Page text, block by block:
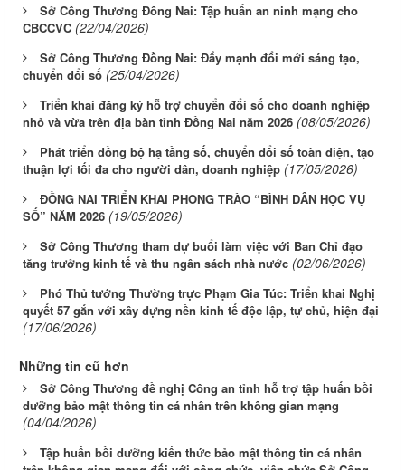
Sở Công Thương Đồng Nai: Tập huấn an ninh mạng cho
CBCCVC (22/04/2026)
Sở Công Thương Đồng Nai: Đẩy mạnh đổi mới sáng tạo,
chuyển đổi số (25/04/2026)
Triển khai đăng ký hỗ trợ chuyển đổi số cho doanh nghiệp
nhỏ và vừa trên địa bàn tỉnh Đồng Nai năm 2026 (08/05/2026)
Phát triển đồng bộ hạ tầng số, chuyển đổi số toàn diện, tạo
thuận lợi tối đa cho người dân, doanh nghiệp (17/05/2026)
ĐỒNG NAI TRIỂN KHAI PHONG TRÀO “BÌNH DÂN HỌC VỤ
SỐ” NĂM 2026 (19/05/2026)
Sở Công Thương tham dự buổi làm việc với Ban Chỉ đạo
tăng trưởng kinh tế và thu ngân sách nhà nước (02/06/2026)
Phó Thủ tướng Thường trực Phạm Gia Túc: Triển khai Nghị
quyết 57 gắn với xây dựng nền kinh tế độc lập, tự chủ, hiện đại
(17/06/2026)
Những tin cũ hơn
Sở Công Thương đề nghị Công an tỉnh hỗ trợ tập huấn bồi
dưỡng bảo mật thông tin cá nhân trên không gian mạng
(04/04/2026)
Tập huấn bồi dưỡng kiến thức bảo mật thông tin cá nhân